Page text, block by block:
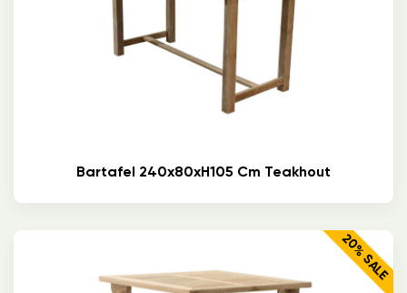
Bartafel 240x80xH105 Cm Teakhout
20% SALE